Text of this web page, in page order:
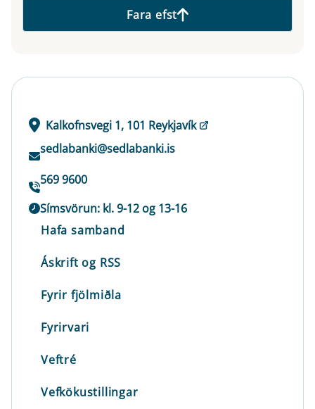
Fara efst
Kalkofnsvegi 1, 101 Reykjavík
sedlabanki@sedlabanki.is
569 9600
Símsvörun: kl. 9-12 og 13-16
Hafa samband
Áskrift og RSS
Fyrir fjölmiðla
Fyrirvari
Veftré
Vefkökustillingar